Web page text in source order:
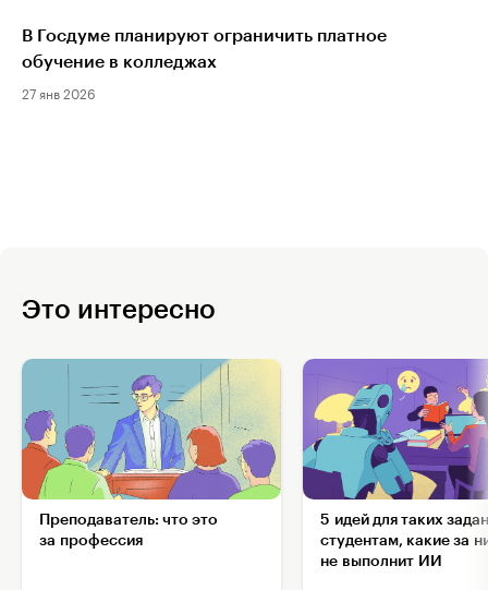
В Госдуме планируют ограничить платное
обучение в колледжах
27 янв 2026
Это интересно
Преподаватель: что это
за профессия
5 идей для таких
студентам, какие за
не выполнит ИИ